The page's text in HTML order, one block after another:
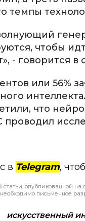
темпы
чтобы
- говорится в
или 56%
что
в Telegram,
статьи, опубликованной
письменное
искусственный